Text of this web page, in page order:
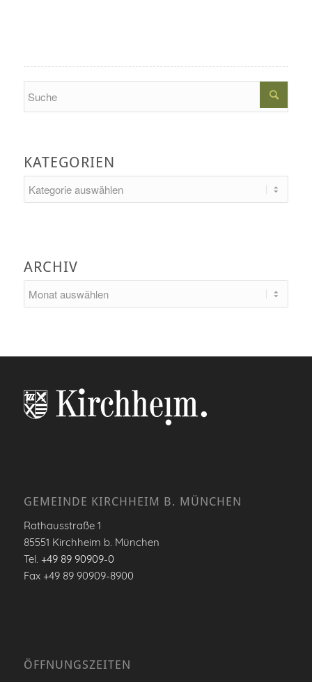
KATEGORIEN
ARCHIV
GEMEINDE KIRCHHEIM B. MÜNCHEN
Rathausstraße 1
85551 Kirchheim b. München
Tel. +49 89 90909-0
Fax +49 89 90909-8900
ÖFFNUNGSZEITEN